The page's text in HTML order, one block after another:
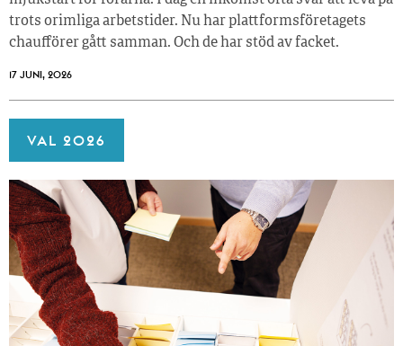
trots orimliga arbetstider. Nu har plattformsföretagets
chaufförer gått samman. Och de har stöd av facket.
17 JUNI, 2026
VAL 2026